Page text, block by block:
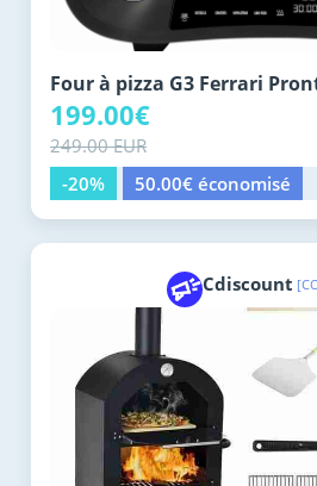
Four à pizza G3 Ferrari
199.00€
249.00 EUR
-20%
50.00€ économisé
Cdiscount